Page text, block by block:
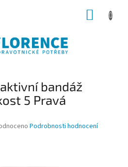
bandáž
5 Pravá
Podrobnosti hodnocení